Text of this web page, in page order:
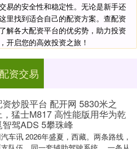
易的安全性和稳定性。无论是新手还
里找到适合自己的配资方案。查配资
解各大配资平台的优劣势，助力投资
开启您的高效投资之旅！
配资交易
资炒股平台 配开网 5830米之
，猛士M817 高性能版用华为乾
智驾ADS 5攀珠峰
车讯 2026年盛夏，西藏。两条路线，